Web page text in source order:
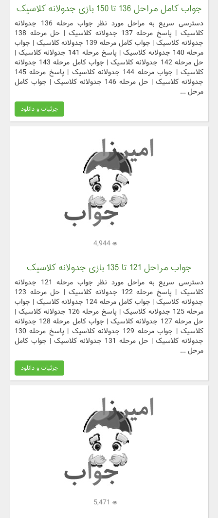
جواب کامل مراحل 136 تا 150 بازی جدولانه کلاسیک
دسترسی سریع به مراحل مورد نظر جواب مرحله 136 جدولانه
کلاسیک | پاسخ مرحله 137 جدولانه کلاسیک | حل مرحله 138
جدولانه کلاسیک | جواب کامل مرحله 139 جدولانه کلاسیک | جواب
مرحله 140 جدولانه کلاسیک | پاسخ مرحله 141 جدولانه کلاسیک |
حل مرحله 142 جدولانه کلاسیک | جواب کامل مرحله 143 جدولانه
کلاسیک | جواب مرحله 144 جدولانه کلاسیک | پاسخ مرحله 145
جدولانه کلاسیک | حل مرحله 146 جدولانه کلاسیک | جواب کامل
مرحل ...
جزئیات و دانلود
جواب مراحل 121 تا 135 بازی جدولانه کلاسیک
دسترسی سریع به مراحل مورد نظر جواب مرحله 121 جدولانه
کلاسیک | پاسخ مرحله 122 جدولانه کلاسیک | حل مرحله 123
جدولانه کلاسیک | جواب کامل مرحله 124 جدولانه کلاسیک | جواب
مرحله 125 جدولانه کلاسیک | پاسخ مرحله 126 جدولانه کلاسیک |
حل مرحله 127 جدولانه کلاسیک | جواب کامل مرحله 128 جدولانه
کلاسیک | جواب مرحله 129 جدولانه کلاسیک | پاسخ مرحله 130
جدولانه کلاسیک | حل مرحله 131 جدولانه کلاسیک | جواب کامل
مرحل ...
جزئیات و دانلود